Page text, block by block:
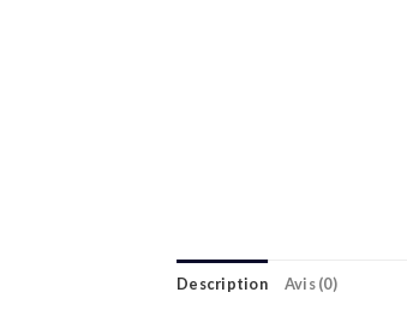
Description Avis (0)